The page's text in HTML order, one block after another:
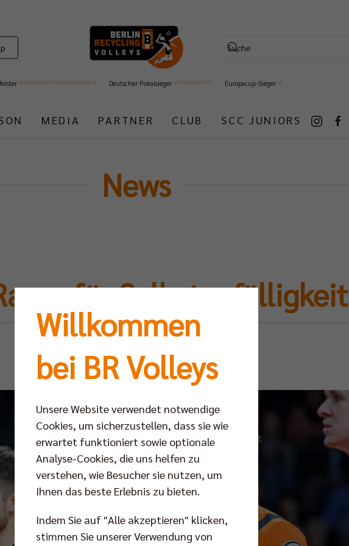
Deutscher Pokalsieger Europacup-Sieger
MEDIA PARTNER CLUB SCC JUNIORS
News
für Selbstgefälligkeit
Willkommen
bei BR Volleys
Unsere Website verwendet notwendige
Cookies, um sicherzustellen, dass sie wie
erwartet funktioniert sowie optionale
Analyse-Cookies, die uns helfen zu
verstehen, wie Besucher sie nutzen, um
Ihnen das beste Erlebnis zu bieten.
Indem Sie auf "Alle akzeptieren" klicken,
stimmen Sie unserer Verwendung von